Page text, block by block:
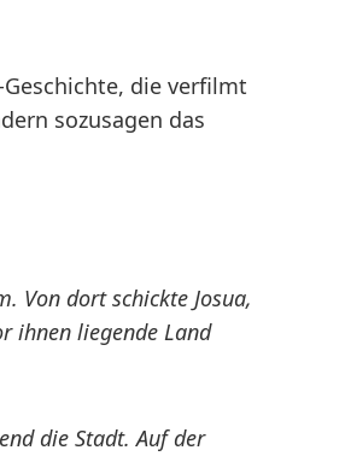
die verfilmt
sozusagen das
Von dort schickte Josua,
ihnen liegende Land
die Stadt. Auf der